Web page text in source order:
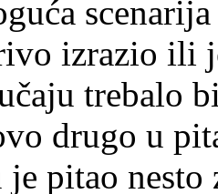
izrazio ili
trebalo
drugo u
je pitao